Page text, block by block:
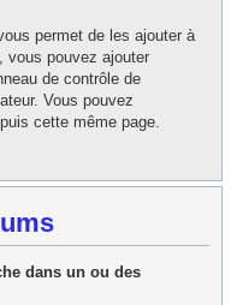
permet de les ajouter à
vous pouvez ajouter
de contrôle de
Vous pouvez
cette même page.
dans un ou des